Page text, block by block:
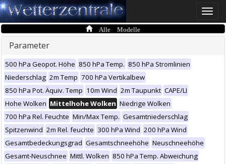
Toggle
Alle Modelle
Parameter
500 hPa Geopot. Höhe 850 hPa Temp. 850 hPa Stromlinien
Niederschlag 2m Temp 700 hPa Vertikalbew
850 hPa Pot. Äquiv. Temp 10m Wind 2m Taupunkt CAPE/LI
Hohe Wolken Mittelhohe Wolken Niedrige Wolken
700 hPa Rel. Feuchte Min/Max Temp. Gesamtniederschlag
Spitzenwind 2m Rel. feuchte 300 hPa Wind 200 hPa Wind
Gesamtbedeckungsgrad Gesamtschneehöhe Neuschneehöhe
Gesamt-Neuschnee Mittl. Wolken 850 hPa Temp. Abweichung